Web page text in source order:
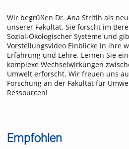
Wir begrüßen Dr. Ana Stritih als
unserer Fakultät. Sie forscht im
Sozial-Ökologischer Systeme und
Vorstellungsvideo Einblicke in ihre
Erfahrung und Lehre. Lernen Sie
komplexe Wechselwirkungen
Umwelt erforscht. Wir freuen uns
Forschung an der Fakultät für
Ressourcen!
Empfohlen